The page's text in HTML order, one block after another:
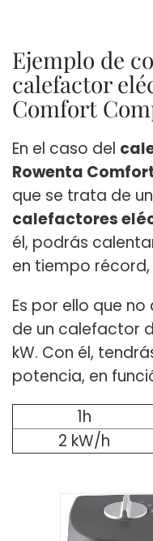
Ejemplo de
calefactor
Comfort
En el caso del
Rowenta
que se trata de
calefactores
él, podrás
en tiempo récord,
Es por ello que
de un calefactor
kW. Con él,
potencia, en
1h
2 kW/h